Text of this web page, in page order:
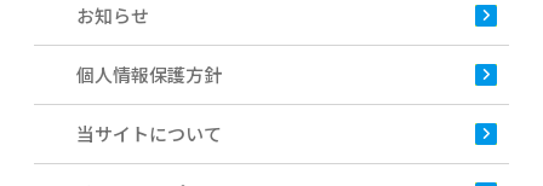
お知らせ
個人情報保護方針
当サイトについて